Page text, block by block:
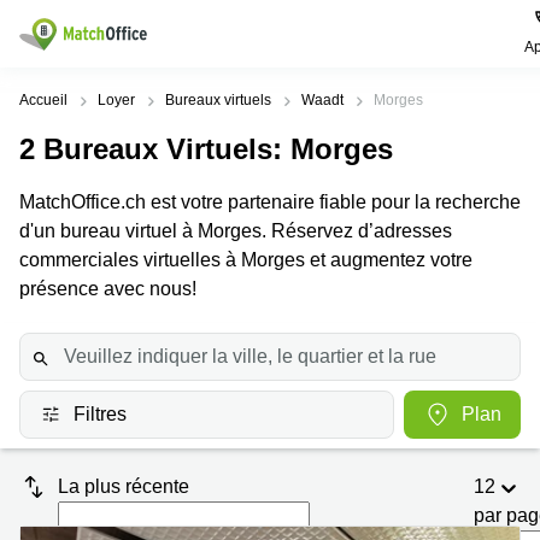
Rechercher / publier
Pages
produits
Bureau
Centre
Coworking
Salle
de
réunion
Bureau
virtuel
Villes
Location
bureau
à louer
Genève
louer
Lausanne
Coworking
Zurich
Recherches
Voie du
Chariot 3
la Gare
12
Lausanne
Rue du
Pré-de-
Bichette
Genève
Aide
Qui sommes-nous?
Publier un local
Prix
Connexion
Choisissez une langue
Switzerland
Accueil Loyer Bureaux virtuels Waadt Morges
2 Bureaux Virtuels: Morges
MatchOffice.ch est votre partenaire fiable pour la recherche
d'un bureau virtuel à Morges. Réservez d’adresses
commerciales virtuelles à Morges et augmentez votre
présence avec nous!
Filtres Plan
La plus récente
12
par